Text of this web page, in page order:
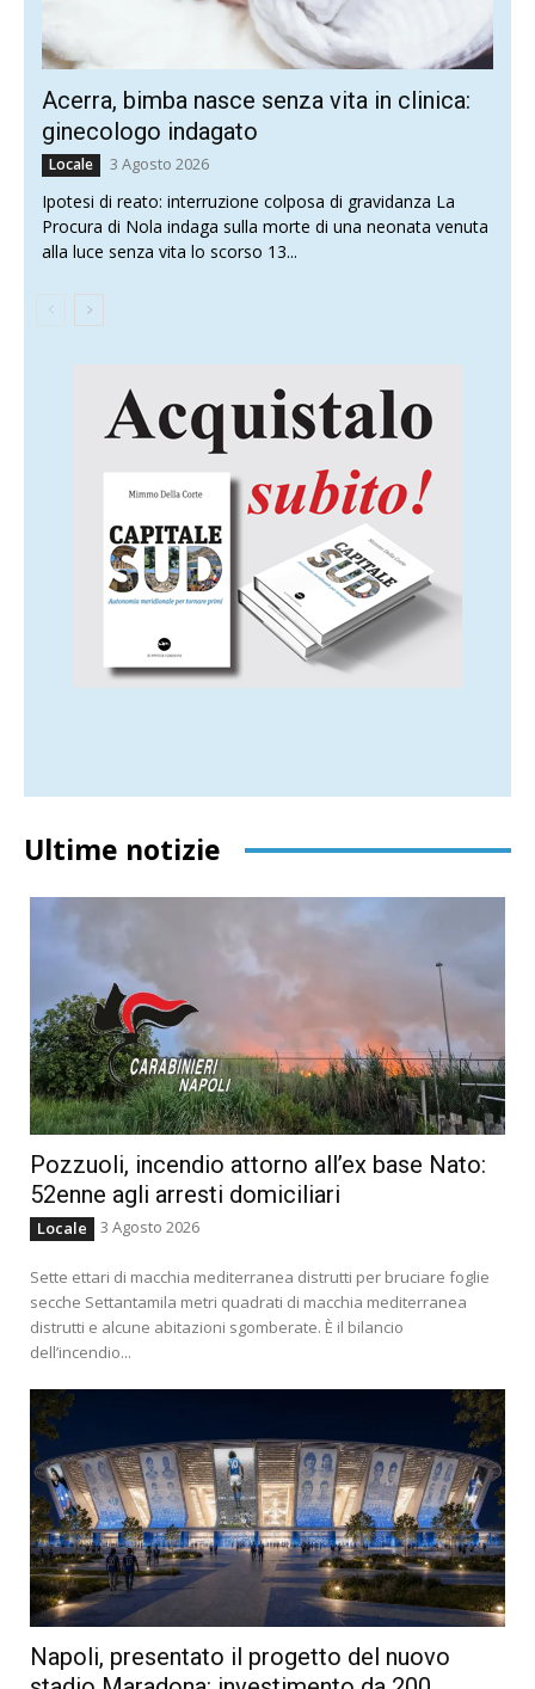
Acerra, bimba nasce senza vita in clinica:
ginecologo indagato
Locale 3 Agosto 2026
Ipotesi di reato: interruzione colposa di gravidanza La
Procura di Nola indaga sulla morte di una neonata venuta
alla luce senza vita lo scorso 13...
Ultime notizie
Pozzuoli, incendio attorno all’ex base Nato:
52enne agli arresti domiciliari
Locale 3 Agosto 2026
Sette ettari di macchia mediterranea distrutti per bruciare foglie
secche Settantamila metri quadrati di macchia mediterranea
distrutti e alcune abitazioni sgomberate. È il bilancio
dell’incendio...
Napoli, presentato il progetto del nuovo